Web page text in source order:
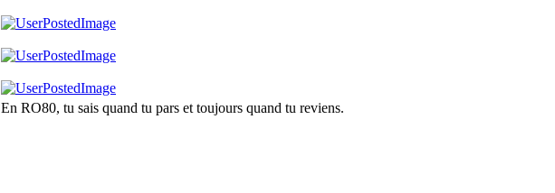
En RO80, tu sais quand tu pars et toujours quand tu reviens.